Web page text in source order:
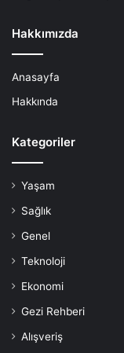
Hakkımızda
Anasayfa
Hakkında
Kategoriler
Yaşam
Sağlık
Genel
Teknoloji
Ekonomi
Gezi Rehberi
Alışveriş